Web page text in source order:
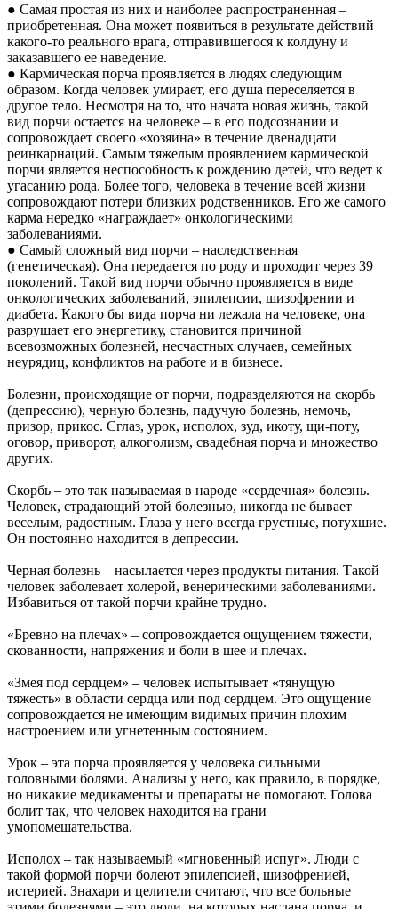
● Самая простая из них и наиболее распространенная –
приобретенная. Она может появиться в результате действий
какого-то реального врага, отправившегося к колдуну и
заказавшего ее наведение.
● Кармическая порча проявляется в людях следующим
образом. Когда человек умирает, его душа переселяется в
другое тело. Несмотря на то, что начата новая жизнь, такой
вид порчи остается на человеке – в его подсознании и
сопровождает своего «хозяина» в течение двенадцати
реинкарнаций. Самым тяжелым проявлением кармической
порчи является неспособность к рождению детей, что ведет к
угасанию рода. Более того, человека в течение всей жизни
сопровождают потери близких родственников. Его же самого
карма нередко «награждает» онкологическими
заболеваниями.
● Самый сложный вид порчи – наследственная
(генетическая). Она передается по роду и проходит через 39
поколений. Такой вид порчи обычно проявляется в виде
онкологических заболеваний, эпилепсии, шизофрении и
диабета. Какого бы вида порча ни лежала на человеке, она
разрушает его энергетику, становится причиной
всевозможных болезней, несчастных случаев, семейных
неурядиц, конфликтов на работе и в бизнесе.
Болезни, происходящие от порчи, подразделяются на скорбь
(депрессию), черную болезнь, падучую болезнь, немочь,
призор, прикос. Сглаз, урок, исполох, зуд, икоту, щи-поту,
оговор, приворот, алкоголизм, свадебная порча и множество
других.
Скорбь – это так называемая в народе «сердечная» болезнь.
Человек, страдающий этой болезнью, никогда не бывает
веселым, радостным. Глаза у него всегда грустные, потухшие.
Он постоянно находится в депрессии.
Черная болезнь – насылается через продукты питания. Такой
человек заболевает холерой, венерическими заболеваниями.
Избавиться от такой порчи крайне трудно.
«Бревно на плечах» – сопровождается ощущением тяжести,
скованности, напряжения и боли в шее и плечах.
«Змея под сердцем» – человек испытывает «тянущую
тяжесть» в области сердца или под сердцем. Это ощущение
сопровождается не имеющим видимых причин плохим
настроением или угнетенным состоянием.
Урок – эта порча проявляется у человека сильными
головными болями. Анализы у него, как правило, в порядке,
но никакие медикаменты и препараты не помогают. Голова
болит так, что человек находится на грани
умопомешательства.
Исполох – так называемый «мгновенный испуг». Люди с
такой формой порчи болеют эпилепсией, шизофренией,
истерией. Знахари и целители считают, что все больные